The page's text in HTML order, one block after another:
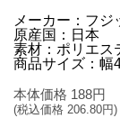
メーカー：フジ
原産国：日本
素材：ポリエス
商品サイズ：幅
本体価格 188円
(税込価格 206.80円)